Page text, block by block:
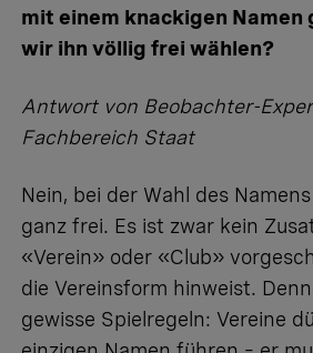
mit einem knackigen Namen
wir ihn völlig frei wählen?
Antwort von Beobachter-
Fachbereich Staat
Nein, bei der Wahl des
ganz frei. Es ist zwar kein
«Verein» oder «Club»
die Vereinsform hinweist.
gewisse Spielregeln: Vereine